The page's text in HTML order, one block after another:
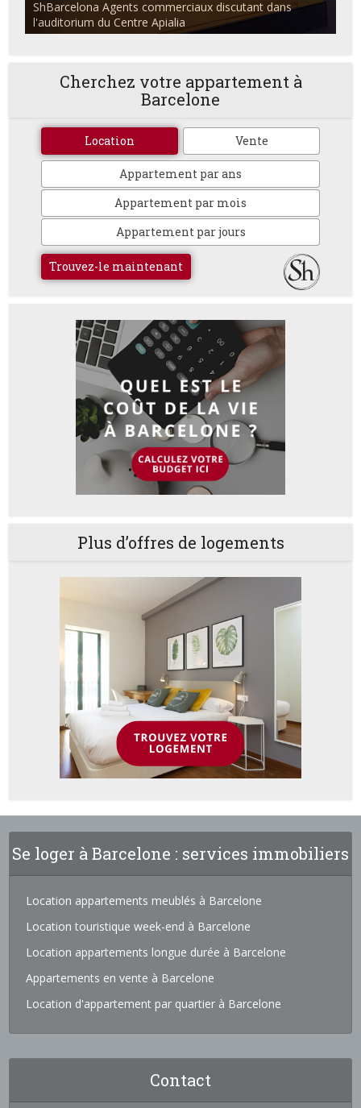
ShBarcelona Agents commerciaux discutant dans
l'auditorium du Centre Apialia
Cherchez votre appartement à
Barcelone
Location Vente
Appartement par ans
Appartement par mois
Appartement par jours
Trouvez-le maintenant
Plus d’offres de logements
Se loger à Barcelone : services immobiliers
Location appartements meublés à Barcelone
Location touristique week-end à Barcelone
Location appartements longue durée à Barcelone
Appartements en vente à Barcelone
Location d'appartement par quartier à Barcelone
Contact